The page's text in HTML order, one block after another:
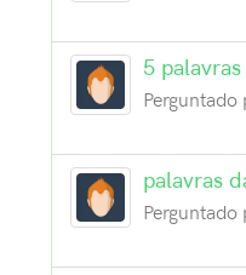
5
Perguntado
palavras
Perguntado